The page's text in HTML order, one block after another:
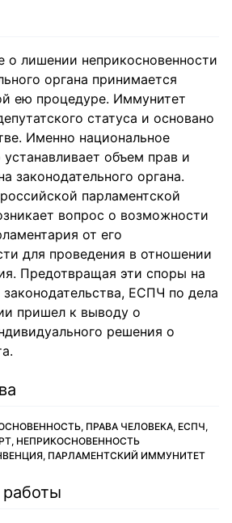
о лишении неприкосновенности
органа принимается
ею процедуре. Иммунитет
статуса и основано
Именно национальное
устанавливает объем прав и
законодательного органа.
парламентской
вопрос о возможности
от его
для проведения в отношении
Предотвращая эти споры на
ЕСПЧ по дела
пришел к выводу о
решения о
ПРАВА ЧЕЛОВЕКА, ЕСПЧ,
НЕПРИКОСНОВЕННОСТЬ
ПАРЛАМЕНТСКИЙ ИММУНИТЕТ
работы